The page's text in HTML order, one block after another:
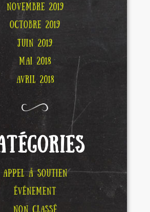
NOVEMBRE 2019
OCTOBRE 2019
JUIN 2019
MAI 2018
AVRIL 2018
APPEL À SOUTIEN
ÉVÉNEMENT